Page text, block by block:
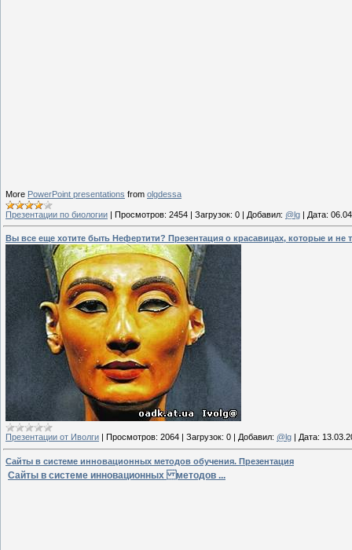
More PowerPoint presentations from olgdessa
Презентации по биологии | Просмотров: 2454 | Загрузок: 0 | Добавил: @lg | Дата:
Вы все еще хотите быть Нефертити? Презентация о красавицах, которые и не
Презентации от Иволги Просмотров: 2064 Загрузок: 0 Добавил: @lg Дата:
Сайты в системе инновационных методов обучения. Презентация
Сайты в системе инновационных методов ...